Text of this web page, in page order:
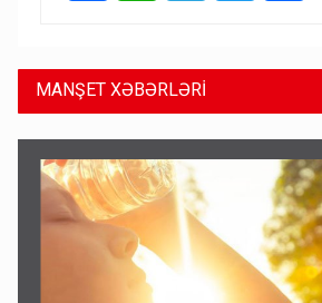
MANŞET XƏBƏRLƏRİ